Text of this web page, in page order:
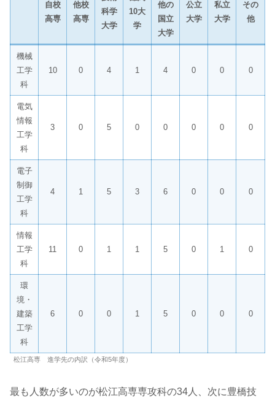
自校
高専
他校
高専
科学
大学
10大
学
他の
国立
大学
公立
大学
私立
大学
その
他
機械
工学
科
10 0 4 1 4 0 0 0
電気
情報
工学
科
3 0 5 0 0 0 0 0
電子
制御
工学
科
4 1 5 3 6 0 0 0
情報
工学
科
11 0 1 1 5 0 1 0
環
境・
建築
工学
科
6 0 0 1 5 0 0 0
松江高専 進学先の内訳（令和5年度）
最も人数が多いのが松江高専専攻科の34人、次に豊橋技